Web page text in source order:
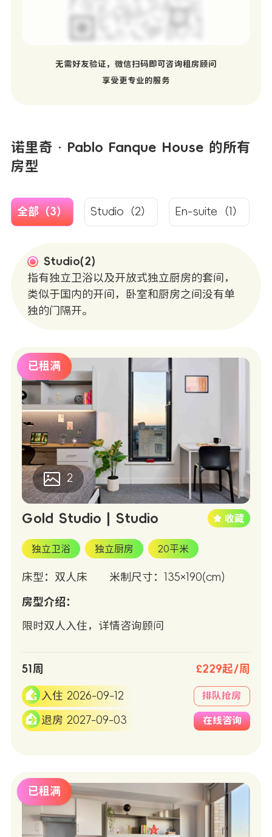
无需好友验证，微信扫码即可咨询租房顾问
享受更专业的服务
诺里奇 · Pablo Fanque House 的所有
房型
全部（3） Studio（2） En-suite（1）
Studio(2)
指有独立卫浴以及开放式独立厨房的套间，
类似于国内的开间，卧室和厨房之间没有单
独的门隔开。
已租满
2
Gold Studio | Studio
独立卫浴 独立厨房 20平米
床型：双人床 米制尺寸：135×190(cm)
房型介绍：
限时双人入住，详情咨询顾问
51周 £229起/周
入住 2026-09-12
退房 2027-09-03
排队抢房
在线咨询
已租满